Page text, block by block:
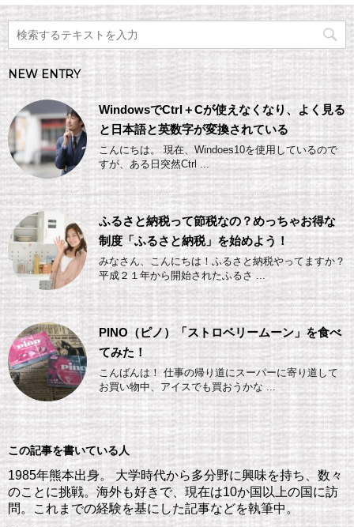
NEW ENTRY
WindowsでCtrl＋Cが使えなくなり、よく見る
と日本語と英数字が変換されている
こんにちは。 現在、Windoes10を使用しているので
すが、ある日突然Ctrl ...
ふるさと納税って節税なの？めっちゃお得な
制度「ふるさと納税」を始めよう！
みなさん、こんにちは！ふるさと納税やってますか？
平成２１年から開始されたふるさ ...
PINO（ピノ）「ストロベリームーン」を食べ
てみた！
こんばんは！ 仕事の帰り道にスーパーに寄り道して
お買い物中、アイスでも買おうかな ...
この記事を書いている人
1985年熊本出身。 大学時代から多分野に興味を持ち、数々
のことに挑戦。海外も好きで、現在は10か国以上の国に訪
問。これまでの経験を基にした記事などを執筆中。